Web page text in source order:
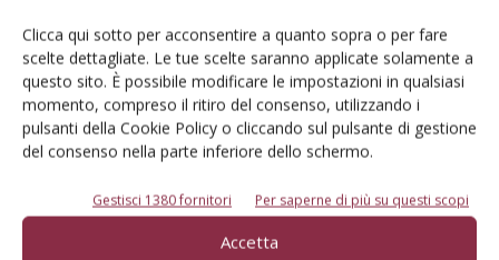
Clicca qui sotto per acconsentire a quanto sopra o per fare
scelte dettagliate. Le tue scelte saranno applicate solamente a
questo sito. È possibile modificare le impostazioni in qualsiasi
momento, compreso il ritiro del consenso, utilizzando i
pulsanti della Cookie Policy o cliccando sul pulsante di gestione
del consenso nella parte inferiore dello schermo.
Gestisci 1380 fornitori Per saperne di più su questi scopi
Accetta
Catalogo Aziende e Prodotti
Un modo semplice per cercare un'azienda o un
prodotto!
Cerca adesso